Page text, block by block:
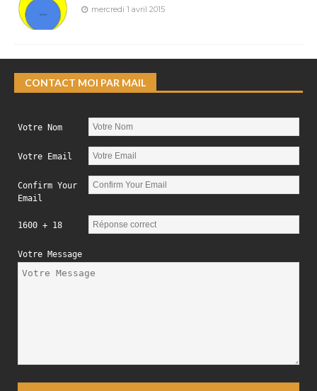
mercredi 1 avril 2015
CONTACT MOI PAR MAIL
Votre Nom
Votre Email
Confirm Your
Email
1600 + 18
Votre Message